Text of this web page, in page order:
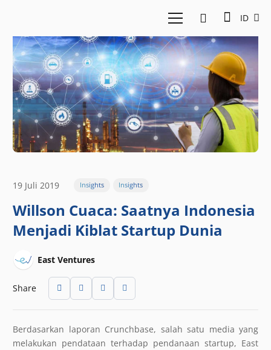
ID
19 Juli 2019 Insights Insights
Willson Cuaca: Saatnya Indonesia
Menjadi Kiblat Startup Dunia
East Ventures
Share
Berdasarkan laporan Crunchbase, salah satu media yang
melakukan pendataan terhadap pendanaan startup, East